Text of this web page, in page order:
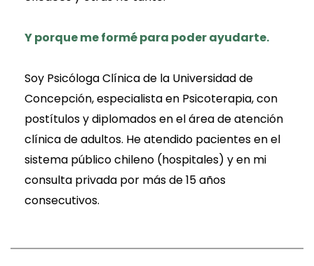
Y porque me formé para poder ayudarte.
Soy Psicóloga Clínica de la Universidad de
Concepción, especialista en Psicoterapia, con
postítulos y diplomados en el área de atención
clínica de adultos. He atendido pacientes en el
sistema público chileno (hospitales) y en mi
consulta privada por más de 15 años
consecutivos.